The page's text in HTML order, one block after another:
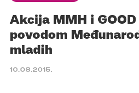
Akcija MMH i
povodom
mladih
10.08.2015.